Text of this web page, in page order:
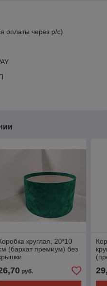
через р/с)
круглая, 20*10
(бархат премиум) без
руб.